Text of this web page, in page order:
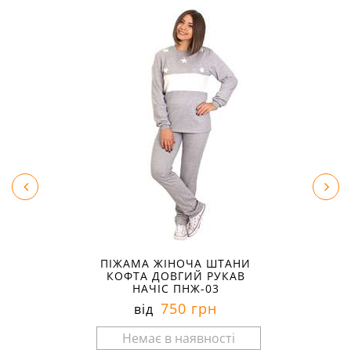
ПІЖАМА ЖІНОЧА ШТАНИ
КОФТА ДОВГИЙ РУКАВ
НАЧІС ПНЖ-03
від 750 грн